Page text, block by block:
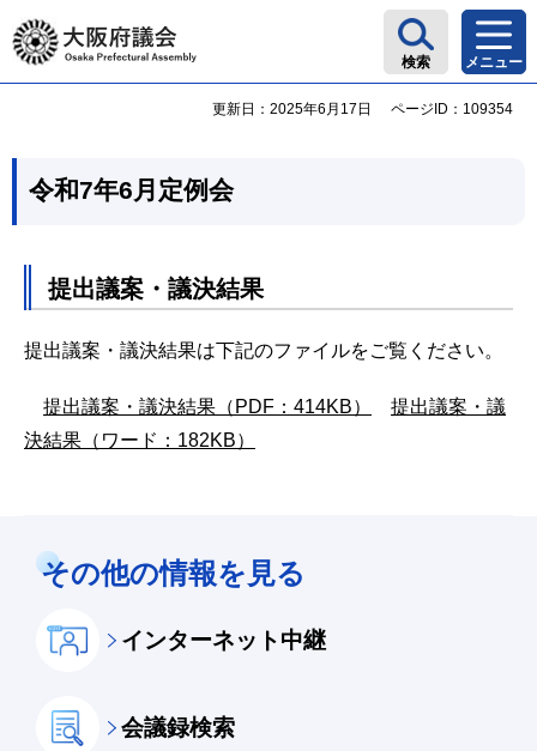
大阪府議会
検索 メニュー
更新日：2025年6月17日 ページID：109354
令和7年6月定例会
提出議案・議決結果
提出議案・議決結果は下記のファイルをご覧ください。
提出議案・議決結果（PDF：414KB）
提出議案・議
決結果（ワード：182KB）
その他の情報を見る
インターネット中継
会議録検索